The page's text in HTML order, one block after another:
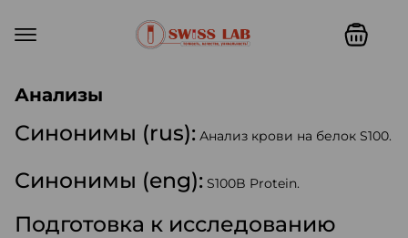
Анализы
Синонимы (rus): Анализ крови на белок S100.
Синонимы (eng): S100B Protein.
Подготовка к исследованию